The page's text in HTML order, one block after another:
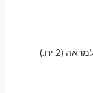
לדלתות קדמיות דגם עם פתח למראה (2 יח.)